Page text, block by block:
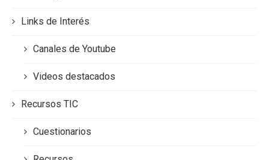
Links de Interés
Canales de Youtube
Videos destacados
Recursos TIC
Cuestionarios